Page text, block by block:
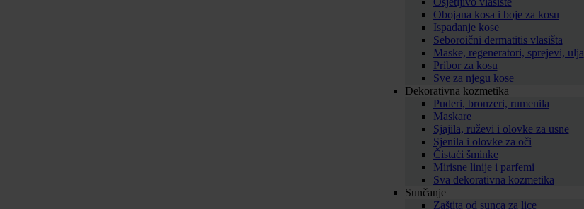
Obojana kosa i boje za kosu
Ispadanje kose
Seboroični dermatitis vlasišta
Maske, regeneratori, sprejevi, ulja
Pribor za kosu
Sve za njegu kose
Dekorativna kozmetika
Puderi, bronzeri, rumenila
Maskare
Sjajila, ruževi i olovke za usne
Sjenila i olovke za oči
Čistaći šminke
Mirisne linije i parfemi
Sva dekorativna kozmetika
Sunčanje
Zaštita od sunca za lice